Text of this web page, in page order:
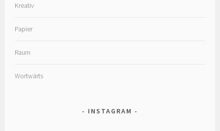
Kreativ
Papier
Raum
Wortwärts
INSTAGRAM